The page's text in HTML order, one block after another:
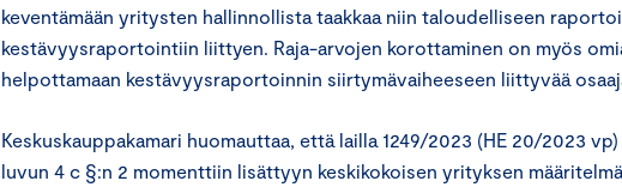
keventämään yritysten hallinnollista taakkaa niin taloudelliseen
kestävyysraportointiin liittyen. Raja-arvojen korottaminen on myös
helpottamaan kestävyysraportoinnin siirtymävaiheeseen liittyvää
Keskuskauppakamari huomauttaa, että lailla 1249/2023 (HE 20/2023
luvun 4 c §:n 2 momenttiin lisättyyn keskikokoisen yrityksen